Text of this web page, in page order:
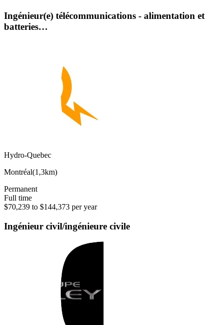
Ingénieur(e) télécommunications - alimentation et
batteries…
Hydro-Quebec
Montréal(1,3km)
Permanent
Full time
$70,239 to $144,373 per year
Ingénieur civil/ingénieure civile